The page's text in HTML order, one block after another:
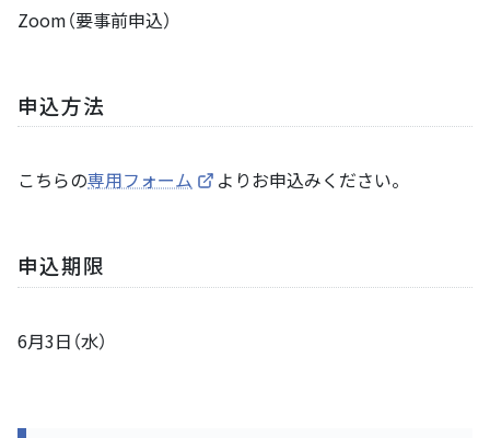
Zoom（要事前申込）
申込方法
こちらの専用フォーム よりお申込みください。
申込期限
6月3日（水）